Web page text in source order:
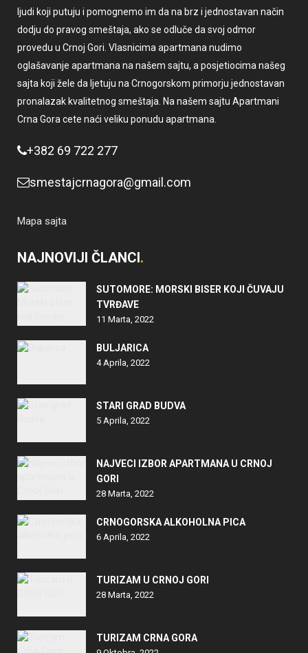
ljudi koji putuju i pomognemo im da na brz i jednostavan način
dodju do pravog smeštaja, ako se odluče da svoj odmor
provedu u Crnoj Gori. Vlasnicima apartmana nudimo
oglašavanje apartmana na našem sajtu, a posjetiocima našeg
sajta koji žele da ljetuju na Crnogorskom primorju jednostavan
pronalazak kvalitetnog smeštaja. Na našem sajtu Apartmani
Crna Gora cete naći veliku ponudu apartmana.
+382 69 722 277
smestajcrnagora@gmail.com
Mapa sajta
NAJNOVIJI ČLANCI
SUTOMORE: MORSKI BISER KOJI ČUVAJU
TVRĐAVE
11 Marta, 2022
BULJARICA
4 Aprila, 2022
STARI GRAD BUDVA
5 Aprila, 2022
NAJVECI IZBOR APARTMANA U CRNOJ
GORI
28 Marta, 2022
CRNOGORSKA ALKOHOLNA PICA
6 Aprila, 2022
TURIZAM U CRNOJ GORI
28 Marta, 2022
TURIZAM CRNA GORA